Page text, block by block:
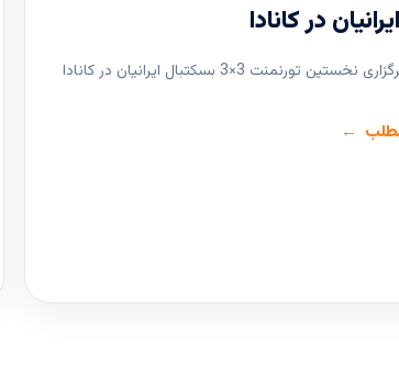
تورنمنت 3×3 بسکتبال ایرانیان در کانادا